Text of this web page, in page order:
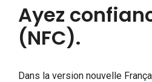
Ayez
(NFC).
Dans la version nouvelle